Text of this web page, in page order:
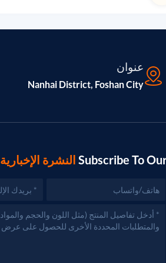
عنوان
Nanhai District, Foshan City
Subscribe To النشرة الإخبارية